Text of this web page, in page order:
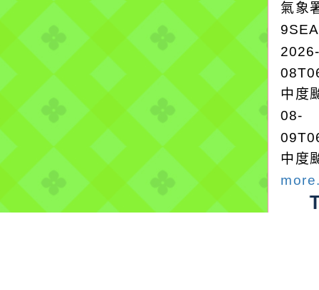
氣象
中度
08-
中度